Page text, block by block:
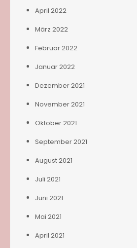
April 2022
März 2022
Februar 2022
Januar 2022
Dezember 2021
November 2021
Oktober 2021
September 2021
August 2021
Juli 2021
Juni 2021
Mai 2021
April 2021